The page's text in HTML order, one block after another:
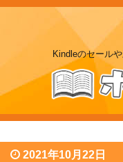
Kindleのセール
2021年10月22日